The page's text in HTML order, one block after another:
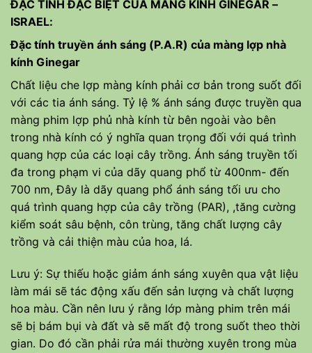
ĐẶC TÍNH ĐẶC BIỆT CỦA MÀNG KÍNH GINEGAR –
ISRAEL:
Đặc tính truyền ánh sáng (P.A.R) của màng lợp nhà
kính Ginegar
Chất liệu che lợp màng kính phải cơ bản trong suốt đối
với các tia ánh sáng. Tỷ lệ % ánh sáng được truyền qua
màng phim lợp phủ nhà kính từ bên ngoài vào bên
trong nhà kính có ý nghĩa quan trọng đối với quá trình
quang hợp của các loại cây trồng. Ánh sáng truyền tối
đa trong phạm vi của dãy quang phổ từ 400nm- đến
700 nm, Đây là dãy quang phổ ánh sáng tối ưu cho
quá trình quang hợp của cây trồng (PAR), ,tăng cường
kiểm soát sâu bệnh, côn trùng, tăng chất lượng cây
trồng và cải thiện màu của hoa, lá.
Lưu ý: Sự thiếu hoặc giảm ánh sáng xuyên qua vật liệu
làm mái sẽ tác động xấu đến sản lượng và chất lượng
hoa màu. Cần nên lưu ý rằng lớp màng phim trên mái
sẽ bị bám bụi và đất và sẽ mất độ trong suốt theo thời
gian. Do đó cần phải rửa mái thường xuyên trong mùa